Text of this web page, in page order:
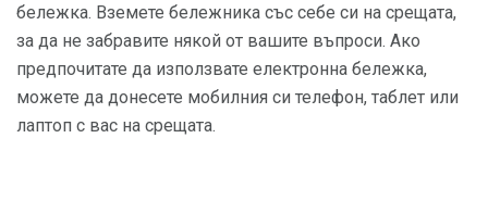
бележка. Вземете бележника със себе си на срещата,
за да не забравите някой от вашите въпроси. Ако
предпочитате да използвате електронна бележка,
можете да донесете мобилния си телефон, таблет или
лаптоп с вас на срещата.